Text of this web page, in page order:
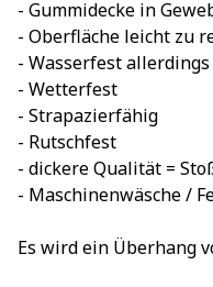
- Gummidecke in
- Oberfläche leicht zu
- Wasserfest
- Wetterfest
- Strapazierfähig
- Rutschfest
- dickere Qualität =
- Maschinenwäsche /
Es wird ein Überhang